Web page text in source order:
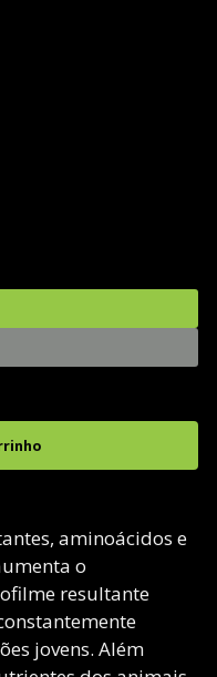
aminoácidos e
o
resultante
jovens. Além